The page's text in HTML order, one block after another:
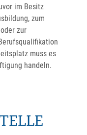
im Besitz
zum
zur
muss es
handeln.